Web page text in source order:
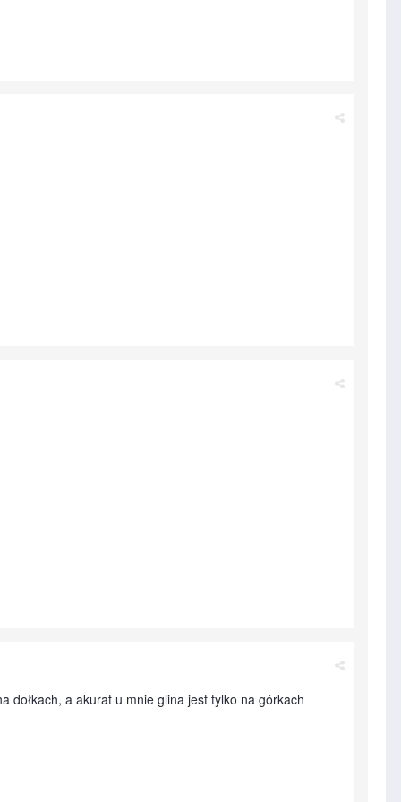
dołkach, a akurat u mnie glina jest tylko na górkach